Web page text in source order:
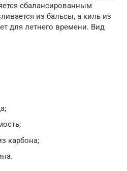
сбалансированным
из бальсы, а киль из
для летнего времени. Вид
карбона;